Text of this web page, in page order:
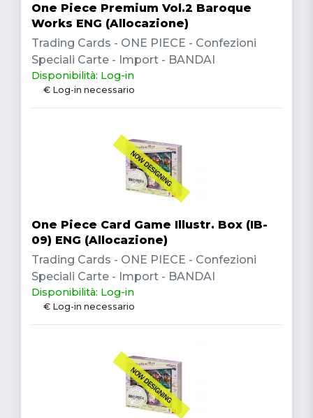
One Piece Premium Vol.2 Baroque
Works ENG (Allocazione)
Trading Cards - ONE PIECE - Confezioni
Speciali Carte - Import - BANDAI
Disponibilità: Log-in
€ Log-in necessario
One Piece Card Game Illustr. Box (IB-
09) ENG (Allocazione)
Trading Cards - ONE PIECE - Confezioni
Speciali Carte - Import - BANDAI
Disponibilità: Log-in
€ Log-in necessario